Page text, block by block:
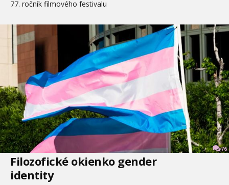
77. ročník filmového festivalu
76
Filozofické okienko gender
identity